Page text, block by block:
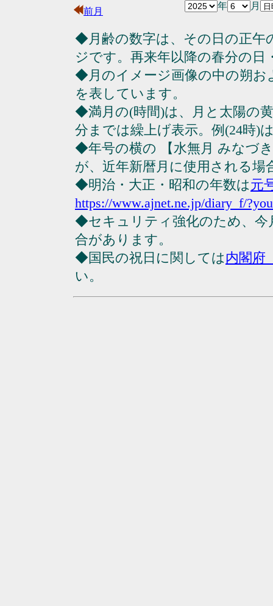
前月
年 月
◆月齢の数字は、その日の正午
ジです。再来年以降の春分の日
◆月のイメージ画像の中の朔
を表しています。
◆満月の(時間)は、月と太陽の
分までは繰上げ表示。例(24時)
◆年号の横の 【水無月 みなづ
が、近年新暦月に使用される場
◆明治・大正・昭和の年数は元
https://www.ajnet.ne.jp/diary_f/
◆セキュリティ強化のため、今
合があります。
◆国民の祝日に関しては内閣府
い。